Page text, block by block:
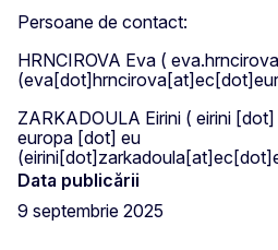
Persoane de contact:
HRNCIROVA Eva ( eva.hrncirova
ZARKADOULA Eirini ( eirini [dot]
europa [dot] eu
Data publicării
9 septembrie 2025